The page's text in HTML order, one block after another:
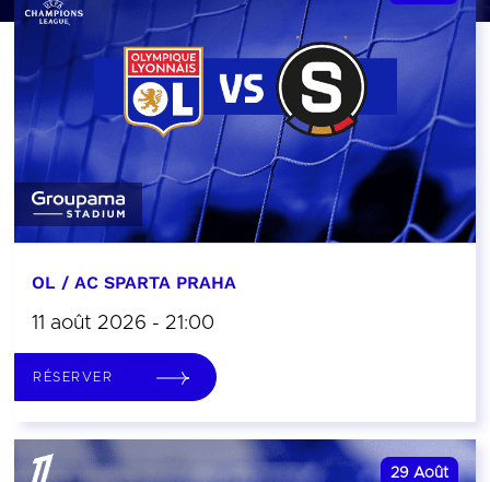
OL / AC SPARTA PRAHA
11 août 2026 - 21:00
RÉSERVER
29 Août